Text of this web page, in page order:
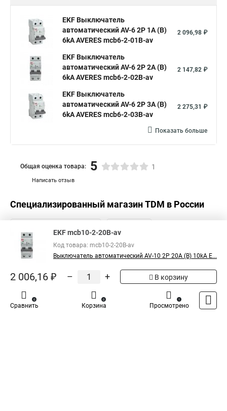
EKF Выключатель
автоматический AV-6 2P 1A (B)
6kA AVERES mcb6-2-01B-av
2 096,98 ₽
EKF Выключатель
автоматический AV-6 2P 2A (B)
6kA AVERES mcb6-2-02B-av
2 147,82 ₽
EKF Выключатель
автоматический AV-6 2P 3A (B)
6kA AVERES mcb6-2-03B-av
2 275,31 ₽
Показать больше
Написать отзыв
Общая оценка товара: 5 1
Специализированный магазинTDM в России
EKF mcb10-2-20B-av
Код товара: mcb10-2-20B-av
Выключатель автоматический AV-10 2P 20A (B) 10kA E...
2 006,16 ₽ – + В корзину
Сравнить
0
Корзина
0
Просмотрено
1